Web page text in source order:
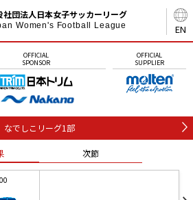
EN
社団法人日本女子サッカーリーグ
Women's Football League
OFFICIAL
SPONSOR
OFFICIAL
SUPPLIER
なでしこリーグ1部
次節